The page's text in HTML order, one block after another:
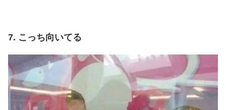
7. こっち向いてる